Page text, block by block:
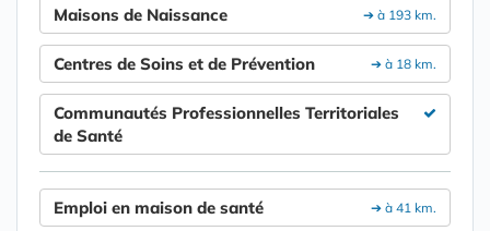
➔ à 193 km.
Maisons de Naissance
➔ à 18 km.
Centres de Soins et de Prévention
Communautés Professionnelles Territoriales
de Santé
➔ à 41 km.
Emploi en maison de santé